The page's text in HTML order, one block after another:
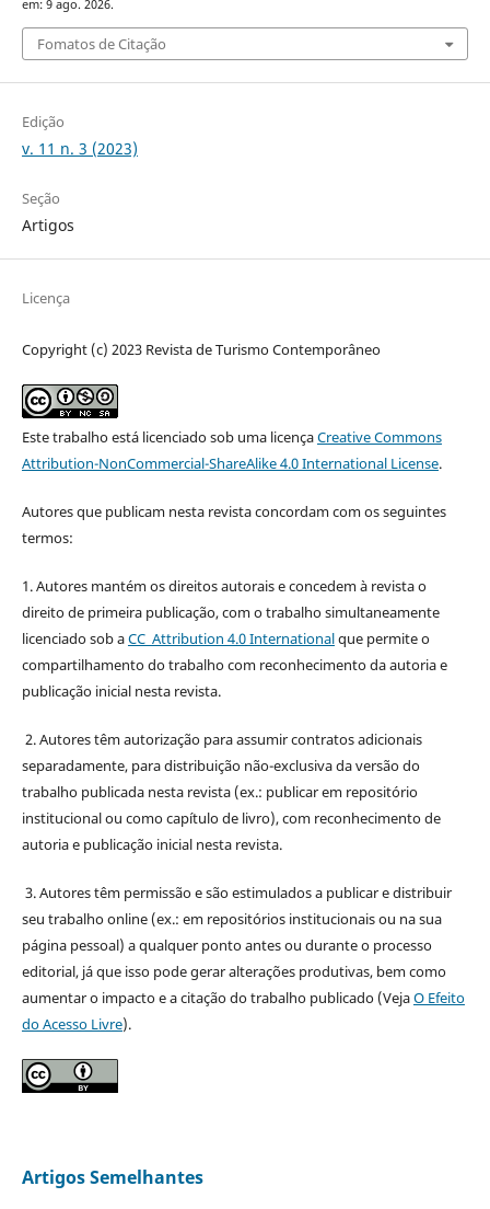
em: 9 ago. 2026.
Fomatos de Citação
Edição
v. 11 n. 3 (2023)
Seção
Artigos
Licença
Copyright (c) 2023 Revista de Turismo Contemporâneo
Este trabalho está licenciado sob uma licençaCreative Commons
Attribution-NonCommercial-ShareAlike 4.0 International License.
Autores que publicam nesta revista concordam com os seguintes
termos:
1. Autores mantém os direitos autorais e concedem à revista o
direito de primeira publicação, com o trabalho simultaneamente
licenciado sob aCC Attribution 4.0 Internationalque permite o
compartilhamento do trabalho com reconhecimento da autoria e
publicação inicial nesta revista.
2. Autores têm autorização para assumir contratos adicionais
separadamente, para distribuição não-exclusiva da versão do
trabalho publicada nesta revista (ex.: publicar em repositório
institucional ou como capítulo de livro), com reconhecimento de
autoria e publicação inicial nesta revista.
3. Autores têm permissão e são estimulados a publicar e distribuir
seu trabalho online (ex.: em repositórios institucionais ou na sua
página pessoal) a qualquer ponto antes ou durante o processo
editorial, já que isso pode gerar alterações produtivas, bem como
aumentar o impacto e a citação do trabalho publicado (VejaO Efeito
do Acesso Livre).
Artigos Semelhantes